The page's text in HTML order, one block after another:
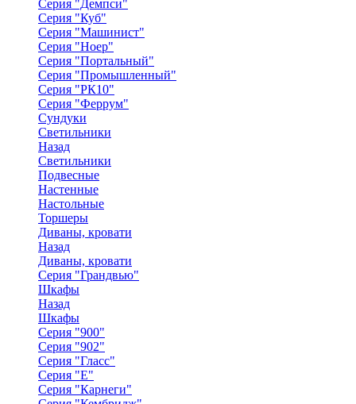
Серия "Демпси"
Серия "Куб"
Серия "Машинист"
Серия "Ноер"
Серия "Портальный"
Серия "Промышленный"
Серия "РК10"
Серия "Феррум"
Сундуки
Светильники
Назад
Светильники
Подвесные
Настенные
Настольные
Торшеры
Диваны, кровати
Назад
Диваны, кровати
Серия "Грандвью"
Шкафы
Назад
Шкафы
Серия "900"
Серия "902"
Серия "Гласс"
Серия "Е"
Серия "Карнеги"